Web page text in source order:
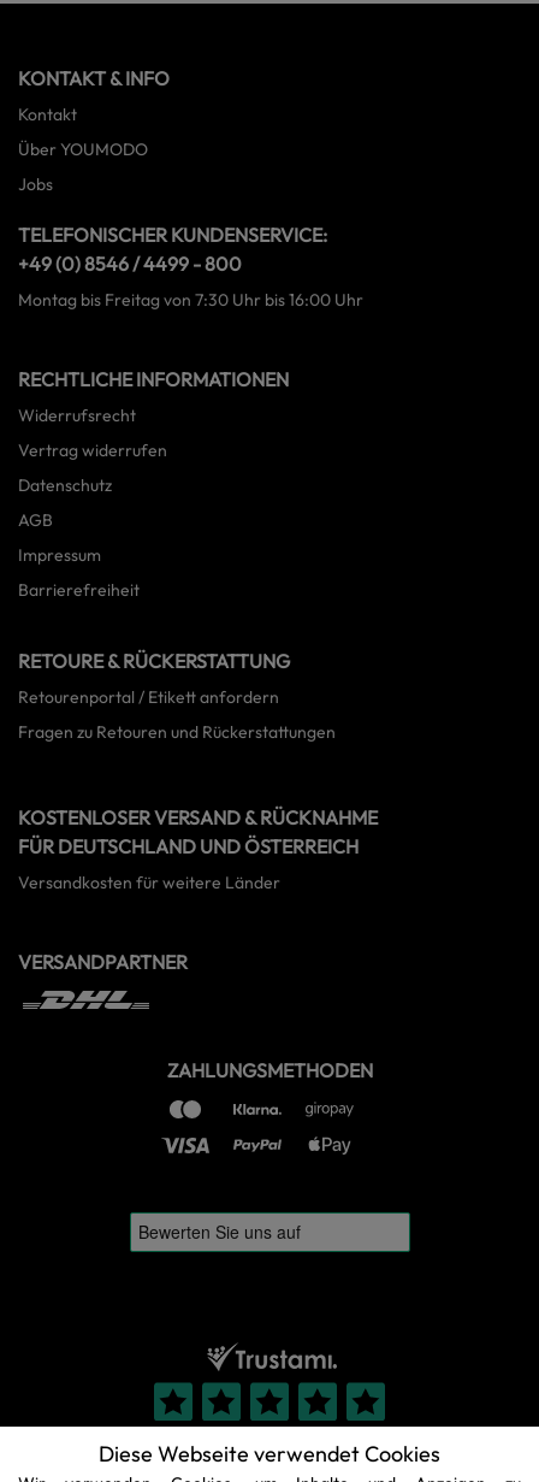
Diese Webseite verwendet Cookies
KONTAKT & INFO
Kontakt
Über YOUMODO
Jobs
TELEFONISCHER KUNDENSERVICE:
+49 (0) 8546 / 4499 - 800
Montag bis Freitag von 7:30 Uhr bis 16:00 Uhr
RECHTLICHE INFORMATIONEN
Widerrufsrecht
Vertrag widerrufen
Datenschutz
AGB
Impressum
Barrierefreiheit
RETOURE & RÜCKERSTATTUNG
Retourenportal / Etikett anfordern
Fragen zu Retouren und Rückerstattungen
KOSTENLOSER VERSAND & RÜCKNAHME
FÜR DEUTSCHLAND UND ÖSTERREICH
Versandkosten für weitere Länder
VERSANDPARTNER
ZAHLUNGSMETHODEN